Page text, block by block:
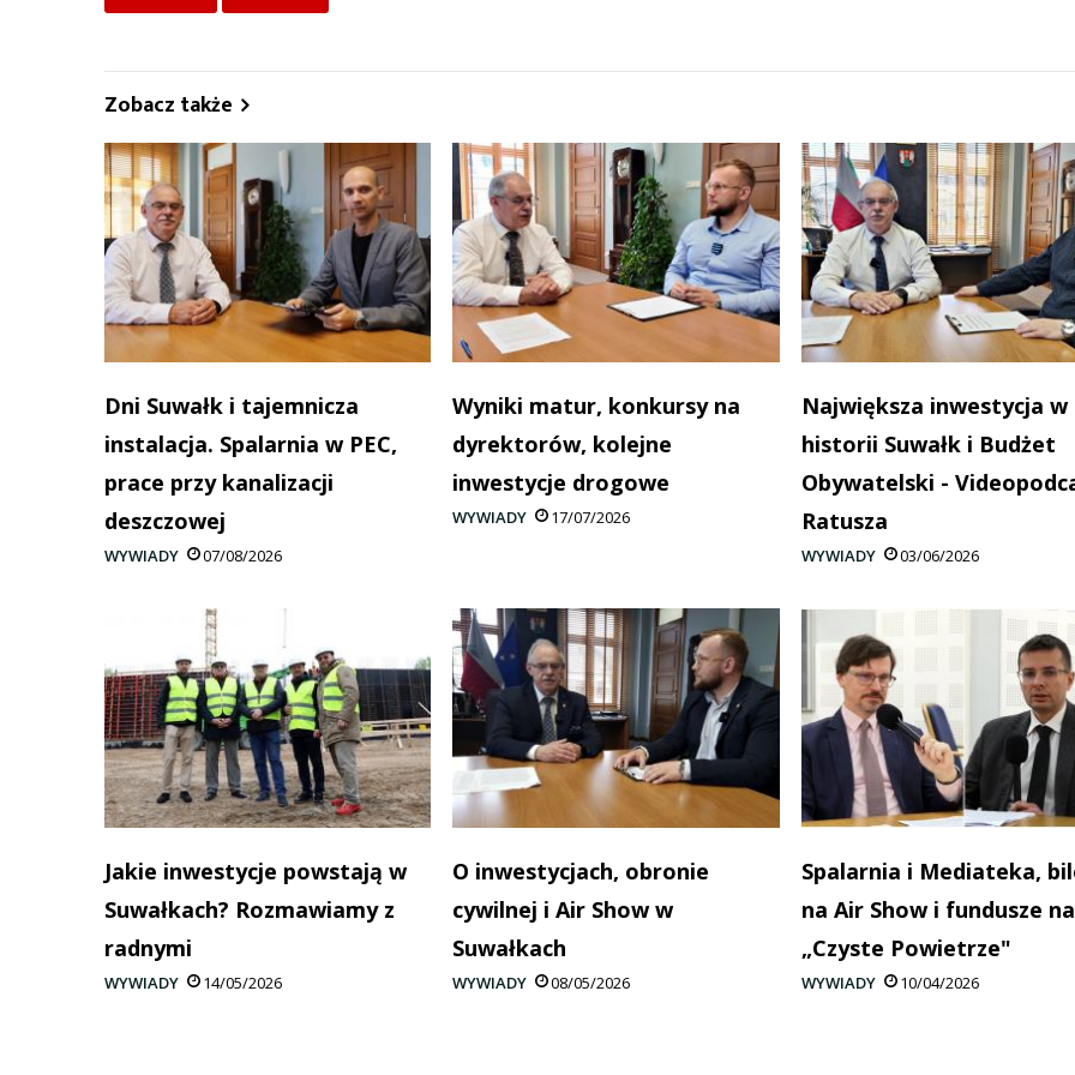
Zobacz także
Dni Suwałk i tajemnicza
instalacja. Spalarnia w PEC,
prace przy kanalizacji
deszczowej
WYWIADY 07/08/2026
Wyniki matur, konkursy na
dyrektorów, kolejne
inwestycje drogowe
WYWIADY 17/07/2026
Największa inwestycja w
historii Suwałk i Budżet
Obywatelski -
Ratusza
WYWIADY 03/06/2026
Jakie inwestycje powstają w
Suwałkach? Rozmawiamy z
radnymi
WYWIADY 14/05/2026
O inwestycjach, obronie
cywilnej i Air Show w
Suwałkach
WYWIADY 08/05/2026
Spalarnia i Mediateka,
na Air Show i fundusze na
„Czyste Powietrze"
WYWIADY 10/04/2026